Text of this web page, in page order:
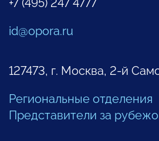
+7 (495) 247 4777
id@opora.ru
127473, г. Москва, 2-й
Региональные отделения
Представители за